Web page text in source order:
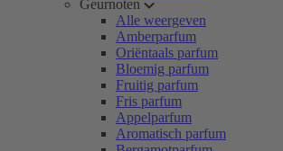
Geurnoten
Alle weergeven
Amberparfum
Oriëntaals parfum
Bloemig parfum
Fruitig parfum
Fris parfum
Appelparfum
Aromatisch parfum